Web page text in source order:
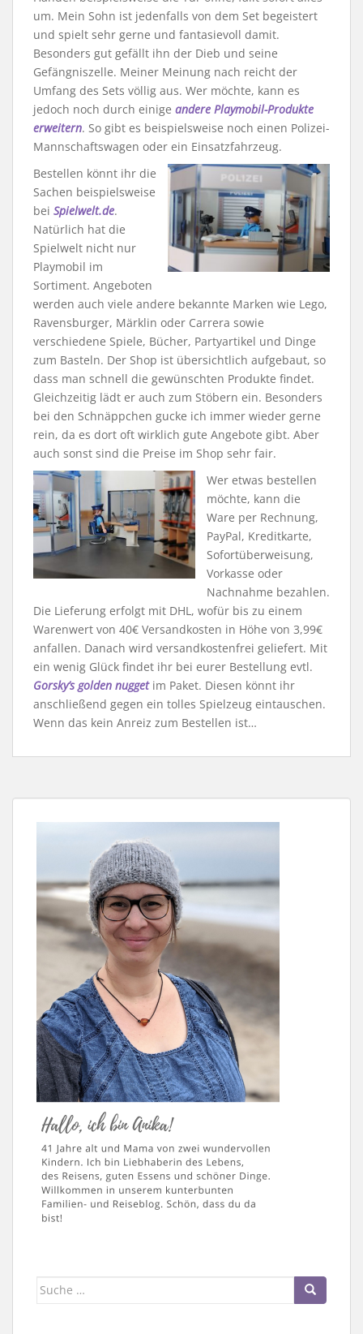
um. Mein Sohn ist jedenfalls von dem Set begeistert
und spielt sehr gerne und fantasievoll damit.
Besonders gut gefällt ihn der Dieb und seine
Gefängniszelle. Meiner Meinung nach reicht der
Umfang des Sets völlig aus. Wer möchte, kann es
jedoch noch durch einige andere Playmobil-Produkte
erweitern. So gibt es beispielsweise noch einen Polizei-
Mannschaftswagen oder ein Einsatzfahrzeug.
Bestellen könnt ihr die
Sachen beispielsweise
bei Spielwelt.de.
Natürlich hat die
Spielwelt nicht nur
Playmobil im
Sortiment. Angeboten
werden auch viele andere bekannte Marken wie Lego,
Ravensburger, Märklin oder Carrera sowie
verschiedene Spiele, Bücher, Partyartikel und Dinge
zum Basteln. Der Shop ist übersichtlich aufgebaut, so
dass man schnell die gewünschten Produkte findet.
Gleichzeitig lädt er auch zum Stöbern ein. Besonders
bei den Schnäppchen gucke ich immer wieder gerne
rein, da es dort oft wirklich gute Angebote gibt. Aber
auch sonst sind die Preise im Shop sehr fair.
Wer etwas bestellen
möchte, kann die
Ware per Rechnung,
PayPal, Kreditkarte,
Sofortüberweisung,
Vorkasse oder
Nachnahme bezahlen.
Die Lieferung erfolgt mit DHL, wofür bis zu einem
Warenwert von 40€ Versandkosten in Höhe von 3,99€
anfallen. Danach wird versandkostenfrei geliefert. Mit
ein wenig Glück findet ihr bei eurer Bestellung evtl.
Gorsky’s golden nuggetim Paket. Diesen könnt ihr
anschließend gegen ein tolles Spielzeug eintauschen.
Wenn das kein Anreiz zum Bestellen ist…
Suche